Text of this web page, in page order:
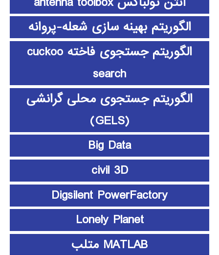
الگوریتم بهینه سازی شعله-پروانه
الگوریتم جستجوی فاخته cuckoo
search
الگوریتم جستجوی محلی گرانشی
(GELS)
Big Data
civil 3D
Digsilent PowerFactory
Lonely Planet
MATLAB متلب